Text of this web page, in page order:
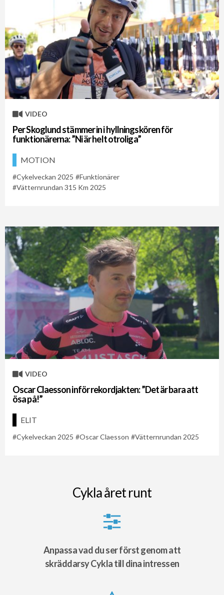
VIDEO
Per Skoglund stämmer in i hyllningskören för
funktionärerna: ”Ni är helt otroliga”
MOTION
Cykelveckan 2025
Funktionärer
Vätternrundan 315 Km 2025
VIDEO
Oscar Claesson inför rekordjakten: ”Det är bara att
ösa på!”
ELIT
Cykelveckan 2025 Oscar Claesson Vätternrundan 2025
Cykla året runt
Anpassa vad du ser först genom att
skräddarsy Cykla till dina intressen